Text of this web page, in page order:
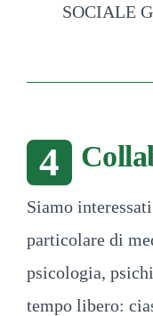
SOCIALE
4
Siamo
particolare di
psicologia,
tempo libero: